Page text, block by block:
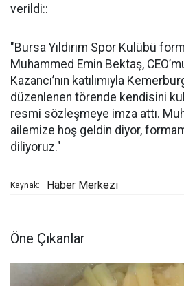
verildi::
"Bursa Yıldırım Spor Kulübü
Muhammed Emin Bektaş,
Kazancı’nın katılımıyla
düzenlenen törende kendisini
resmi sözleşmeye imza attı.
ailemize hoş geldin diyor,
diliyoruz."
Kaynak: Haber Merkezi
Öne Çıkanlar